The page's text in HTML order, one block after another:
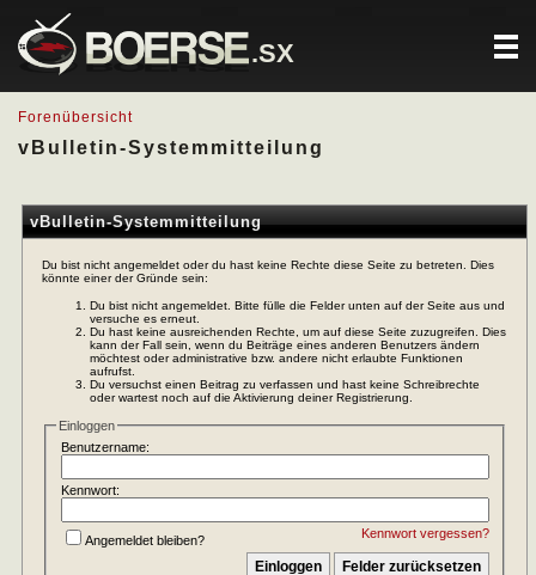
.SX
Forenübersicht
vBulletin-Systemmitteilung
vBulletin-Systemmitteilung
Du bist nicht angemeldet oder du hast keine Rechte diese Seite zu betreten. Dies
könnte einer der Gründe sein:
Du bist nicht angemeldet. Bitte fülle die Felder unten auf der Seite aus und
versuche es erneut.
Du hast keine ausreichenden Rechte, um auf diese Seite zuzugreifen. Dies
kann der Fall sein, wenn du Beiträge eines anderen Benutzers ändern
möchtest oder administrative bzw. andere nicht erlaubte Funktionen
aufrufst.
Du versuchst einen Beitrag zu verfassen und hast keine Schreibrechte
oder wartest noch auf die Aktivierung deiner Registrierung.
Einloggen
Benutzername:
Kennwort:
Kennwort vergessen?
Angemeldet bleiben?